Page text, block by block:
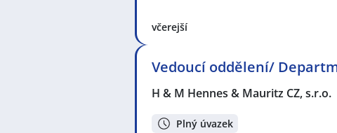
včerejší
Vedoucí oddělení/
H & M Hennes & Mauritz CZ, s.r.o.
Plný úvazek